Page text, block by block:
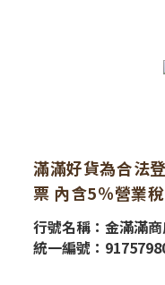
滿滿好貨為合法
票 內含5％營業稅
行號名稱：金滿滿
統一編號：